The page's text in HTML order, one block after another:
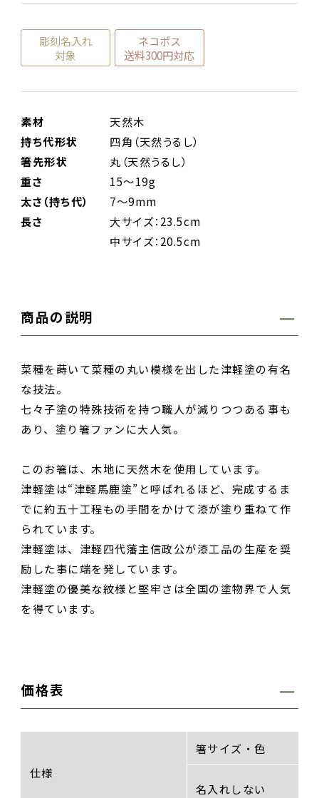
彫刻名入れ
対象
ネコポス
送料300円対応
素材
天然木
持ち代形状
四角（天然うるし）
箸先形状
丸（天然うるし）
重さ
15～19g
太さ（持ち代）
7～9mm
長さ
大サイズ：23.5cm
中サイズ：20.5cm
商品の説明
菜種を蒔いて菜種の丸い模様を出した津軽塗の有名
な技法。
七々子塗の特殊技術を持つ職人が減りつつある事も
あり、塗り箸ファンに大人気。
このお箸は、木地に天然木を使用しています。
津軽塗は“津軽馬鹿塗”と呼ばれるほど、完成するま
でに約五十工程もの手間をかけて漆が塗り重ねて作
られています。
津軽塗は、津軽四代藩主信政公が漆工品の生産を奨
励した事に端を発しています。
津軽塗の優美な紋様と堅牢さは全国の塗物界で人気
を得ています。
価格表
仕様
箸サイズ・色
名入れしない